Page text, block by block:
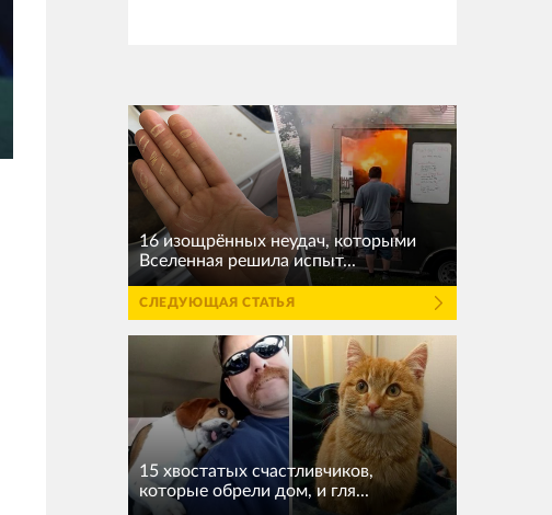
16 изощрённых неудач, которыми
Вселенная решила испыт...
СЛЕДУЮЩАЯ СТАТЬЯ
15 хвостатых счастливчиков,
которые обрели дом, и гля...